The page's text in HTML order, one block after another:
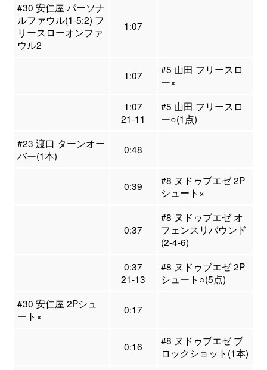
#30 安仁屋 パーソナ
ルファウル(1-5:2) フ
リースローオンファ
ウル2
1:07
1:07
#5 山田 フリースロ
ー×
1:07
21-11
#5 山田 フリースロ
ー○(1点)
#23 渡口 ターンオー
バー(1本)
0:48
0:39
#8 ヌドゥブエゼ 2P
シュート×
0:37
#8 ヌドゥブエゼ オ
フェンスリバウンド
(2-4-6)
0:37
21-13
#8 ヌドゥブエゼ 2P
シュート○(5点)
#30 安仁屋 2Pシュ
ート×
0:17
0:16
#8 ヌドゥブエゼ ブ
ロックショット(1本)